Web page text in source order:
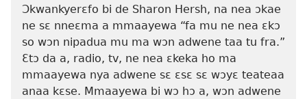
Ɔkwankyerɛfo bi de Sharon Hersh, na nea ɔkae
ne sɛ nneɛma a mmaayewa “fa mu ne nea ɛkɔ
so wɔn nipadua mu ma wɔn adwene taa tu fra.”
Ɛtɔ da a, radio, tv, ne nea ɛkeka ho ma
mmaayewa nya adwene sɛ ɛsɛ sɛ wɔyɛ teateaa
anaa kɛse. Mmaayewa bi wɔ hɔ a, wɔn adwene